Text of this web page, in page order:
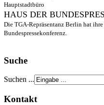
Hauptstadtbüro
HAUS DER
Die TGA-Repräsentanz Berlin hat
Bundespressekonferenz.
Suche
Suchen ...
Kontakt